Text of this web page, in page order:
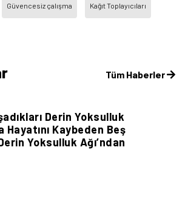
Güvencesiz çalışma Kağıt Toplayıcıları
Tüm Haberler
Derin Yoksulluk
Hayatını Kaybeden Beş
Yoksulluk Ağı’ndan